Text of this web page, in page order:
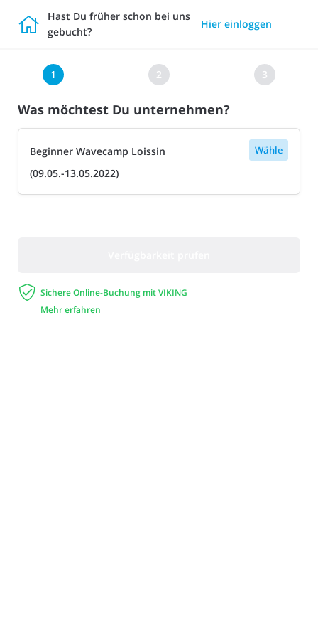

Hast Du früher schon bei uns
gebucht?
Hier einloggen
Was möchtest Du unternehmen?
Wähle
Beginner Wavecamp Loissin
(09.05.-13.05.2022)
 Sichere Online-Buchung mit VIKING
Mehr erfahren